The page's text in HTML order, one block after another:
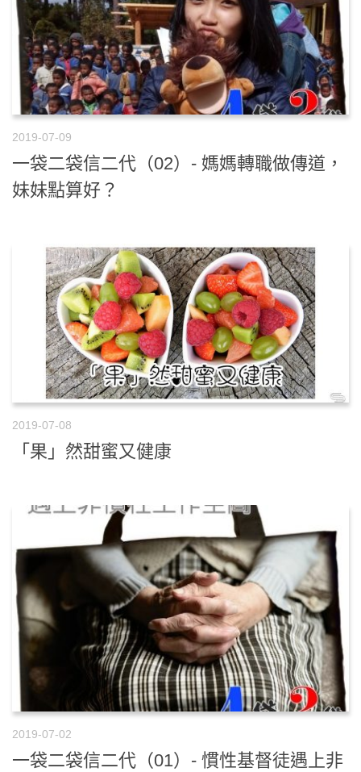
2019-07-09
一袋二袋信二代（02）- 媽媽轉職做傳道，
妹妹點算好？
2019-07-08
「果」然甜蜜又健康
2019-07-02
一袋二袋信二代（01）- 慣性基督徒遇上非